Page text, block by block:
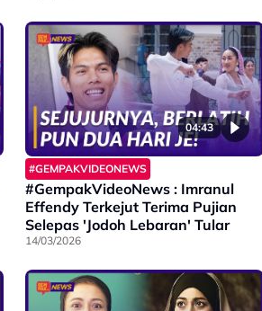
04:43
#GEMPAKVIDEONEWS
#GempakVideoNews : Imranul
Effendy Terkejut Terima Pujian
Selepas 'Jodoh Lebaran' Tular
14/03/2026